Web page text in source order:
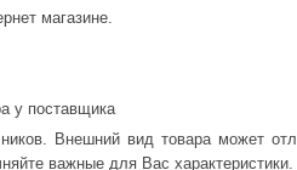
магазине.
у поставщика
Внешний вид товара может
важные для Вас характеристики.